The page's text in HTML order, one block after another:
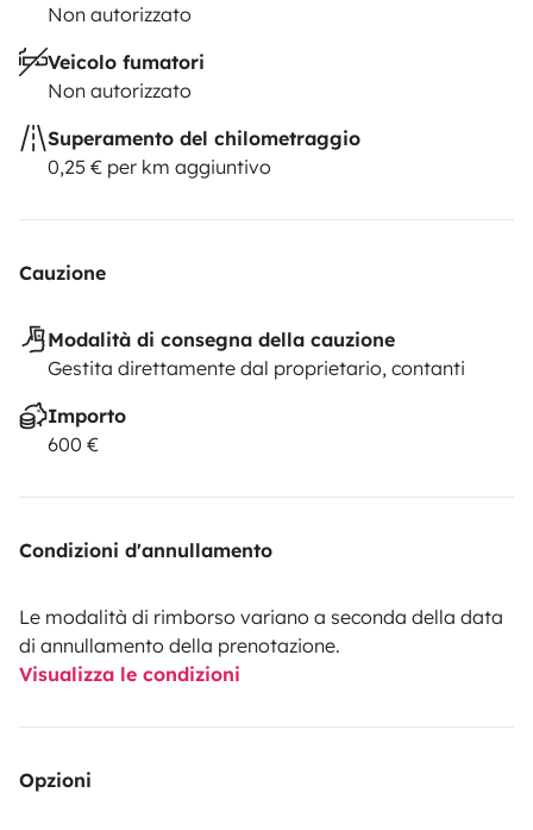
Non autorizzato
Veicolo fumatori
Non autorizzato
Superamento del chilometraggio
0,25 € per km aggiuntivo
Cauzione
Modalità di consegna della cauzione
Gestita direttamente dal proprietario, contanti
Importo
600 €
Condizioni d'annullamento
Le modalità di rimborso variano a seconda della data
di annullamento della prenotazione.
Visualizza le condizioni
Opzioni